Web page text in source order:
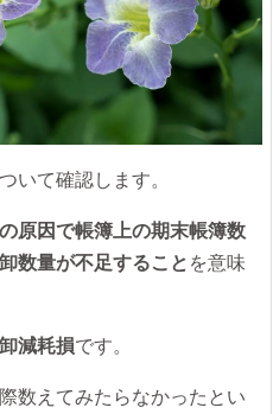
いて確認します。
原因で帳簿上の期末帳簿数
数量が不足すること を意味
減耗損です。
数えてみたらなかったとい